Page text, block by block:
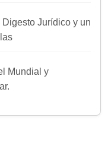
Jurídico y un
Mundial y